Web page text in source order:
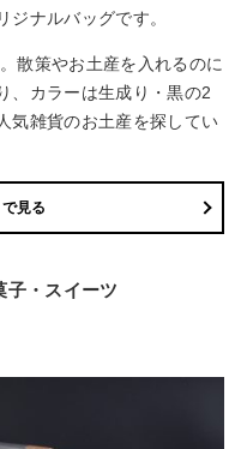
ナルバッグです。
散策やお土産を入れるのに
、カラーは生成り・黒の2
気雑貨のお土産を探してい
見る
子・スイーツ